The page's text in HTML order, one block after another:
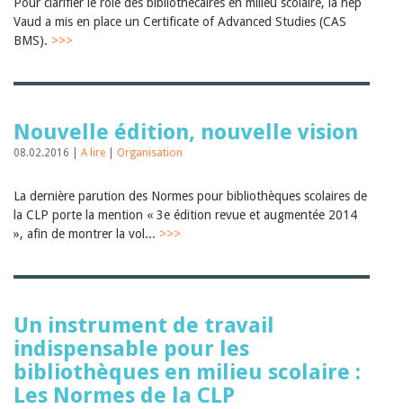
Vaud a mis en place un Certificate of Advanced Studies (CAS
BMS). >>>
Nouvelle édition, nouvelle vision
08.02.2016 | A lire Organisation
La dernière parution des Normes pour bibliothèques scolaires de
la CLP porte la mention « 3e édition revue et augmentée 2014
», afin de montrer la vol... >>>
Un instrument de travail
indispensable pour les
bibliothèques en milieu scolaire :
Les Normes de la CLP